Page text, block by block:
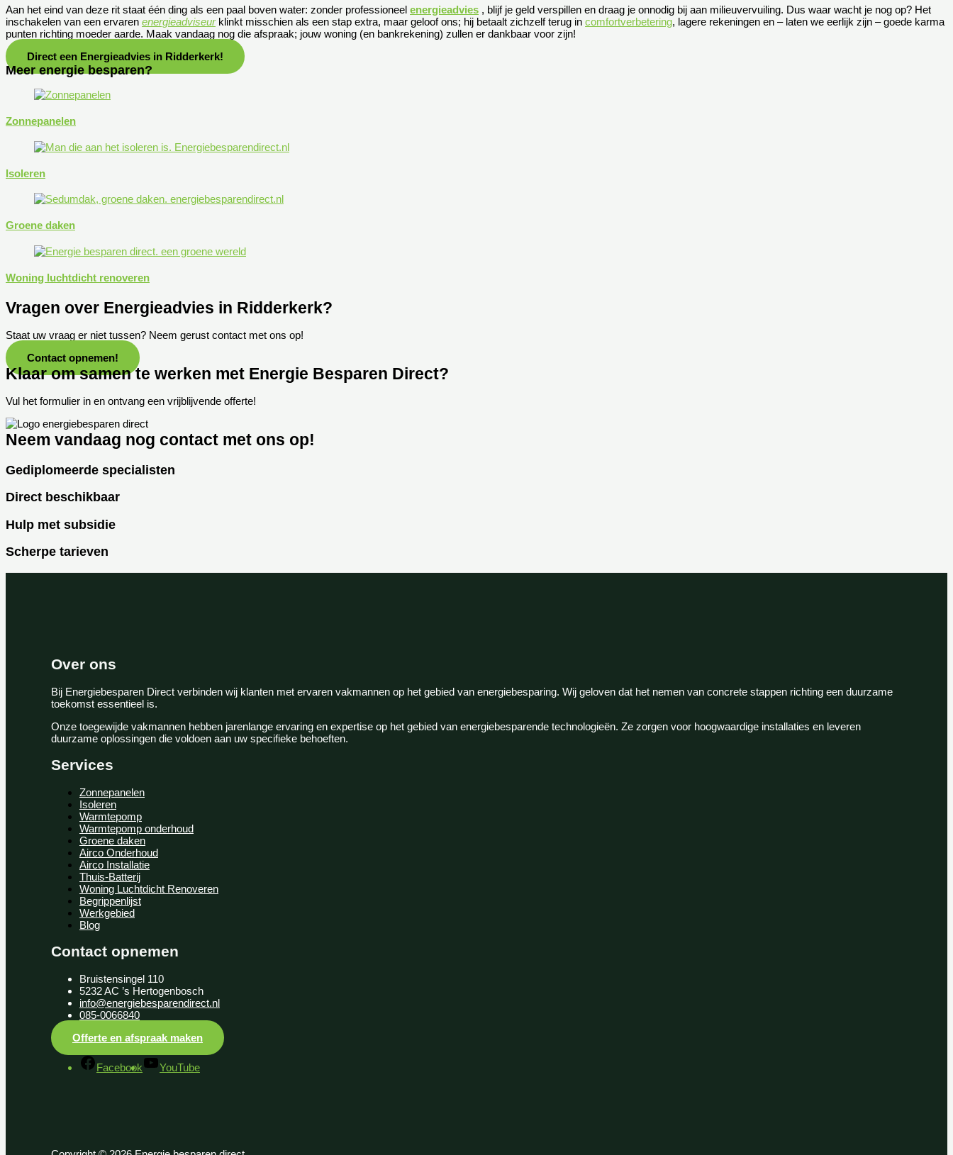
Aan het eind van deze rit staat één ding als een paal boven water: zonder professioneel energieadvies , blijf je geld verspillen en draag je onnodig bij aan milieuvervuiling. Dus waar wacht je nog op? Het
inschakelen van een ervaren energieadviseurklinkt misschien als een stap extra, maar geloof ons; hij betaalt zichzelf terug in comfortverbetering, lagere rekeningen en – laten we eerlijk zijn – goede karma
punten richting moeder aarde. Maak vandaag nog die afspraak; jouw woning (en bankrekening) zullen er dankbaar voor zijn!
Direct een Energieadvies in Ridderkerk!
Meer energie besparen?
Zonnepanelen
Isoleren
Groene daken
Woning luchtdicht renoveren
Vragen over Energieadvies in Ridderkerk?
Staat uw vraag er niet tussen? Neem gerust contact met ons op!
Contact opnemen!
Klaar om samen te werken met Energie Besparen Direct?
Vul het formulier in en ontvang een vrijblijvende offerte!
Neem vandaag nog contact met ons op!
Gediplomeerde specialisten
Direct beschikbaar
Hulp met subsidie
Scherpe tarieven
Over ons
Bij Energiebesparen Direct verbinden wij klanten met ervaren vakmannen op het gebied van energiebesparing. Wij geloven dat het nemen van concrete stappen richting een duurzame
toekomst essentieel is.
Onze toegewijde vakmannen hebben jarenlange ervaring en expertise op het gebied van energiebesparende technologieën. Ze zorgen voor hoogwaardige installaties en leveren
duurzame oplossingen die voldoen aan uw specifieke behoeften.
Services
Zonnepanelen
Isoleren
Warmtepomp
Warmtepomp onderhoud
Groene daken
Airco Onderhoud
Airco Installatie
Thuis-Batterij
Woning Luchtdicht Renoveren
Begrippenlijst
Werkgebied
Blog
Contact opnemen
Bruistensingel 110
5232 AC ’s Hertogenbosch
info@energiebesparendirect.nl
085-0066840
Offerte en afspraak maken
Facebook YouTube